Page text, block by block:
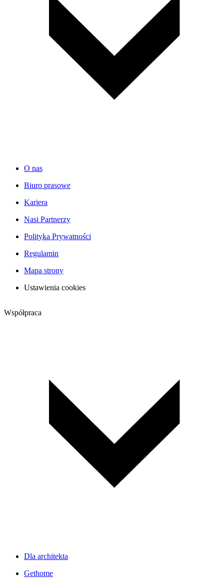
O nas
Biuro prasowe
Kariera
Nasi Partnerzy
Polityka Prywatności
Regulamin
Mapa strony
Ustawienia cookies
Współpraca
Dla architekta
Gethome